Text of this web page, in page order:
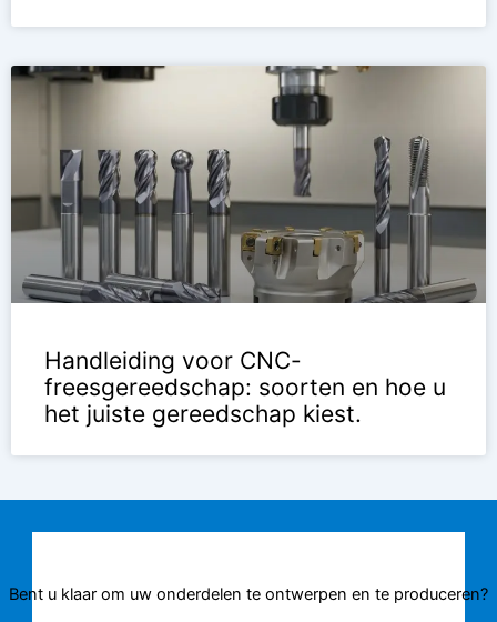
Handleiding voor CNC-
freesgereedschap: soorten en hoe u
het juiste gereedschap kiest.
Bent u klaar om uw onderdelen te ontwerpen en te produceren?